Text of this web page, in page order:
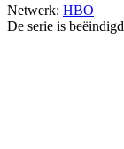
Netwerk: HBO
De serie is beëindigd